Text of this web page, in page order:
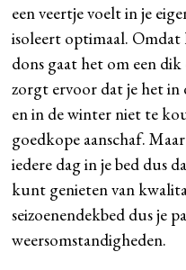
een veertje voelt in je
isoleert optimaal.
dons gaat het om een
zorgt ervoor dat je het
en in de winter niet te
goedkope aanschaf.
iedere dag in je bed dus
kunt genieten van
seizoenendekbed dus je
weersomstandigheden.